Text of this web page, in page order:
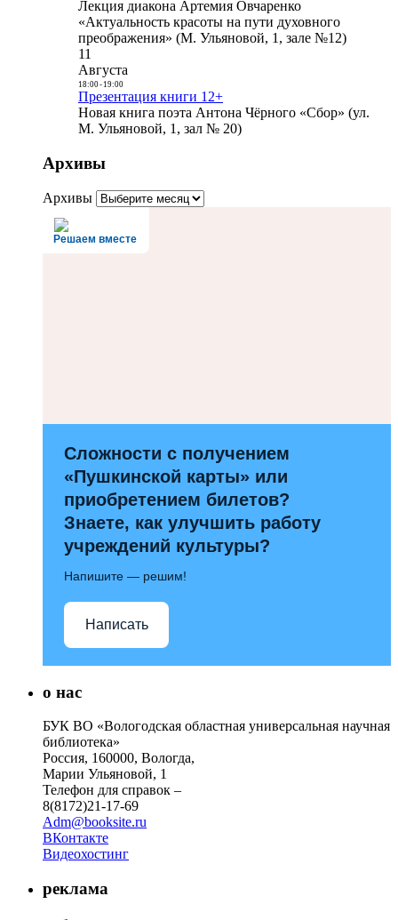
Лекция диакона Артемия Овчаренко
«Актуальность красоты на пути духовного
преображения» (М. Ульяновой, 1, зале №12)
11
Августа
18:00- 19:00
Презентация книги 12+
Новая книга поэта Антона Чёрного «Сбор» (ул.
М. Ульяновой, 1, зал № 20)
Архивы
Архивы
Решаем вместе
Сложности с получением
«Пушкинской карты» или
приобретением билетов?
Знаете, как улучшить работу
учреждений культуры?
Напишите — решим!
Написать
о нас
БУК ВО «Вологодская областная универсальная научная
библиотека»
Россия, 160000, Вологда,
Марии Ульяновой, 1
Телефон для справок –
8(8172)21-17-69
Adm@booksite.ru
ВКонтакте
Видеохостинг
реклама